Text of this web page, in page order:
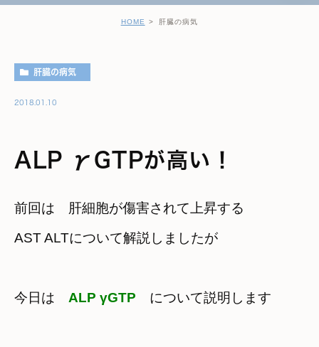
HOME 肝臓の病気
肝臓の病気
2018.01.10
ALP γGTPが高い！
前回は　肝細胞が傷害されて上昇する
AST ALTについて解説しましたが
今日は ALP γGTP について説明します